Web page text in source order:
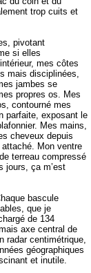
trop cuits et
pivotant
si elles
mes côtes
mais disciplinées,
jambes se
propres os. Mes
contourné mes
parfaite, exposant le
Mes mains,
cheveux depuis
Mon ventre
terreau compressé
jours, ça m’est
bascule
que je
de 134
axe central de
radar centimétrique,
géographiques
et inutile.